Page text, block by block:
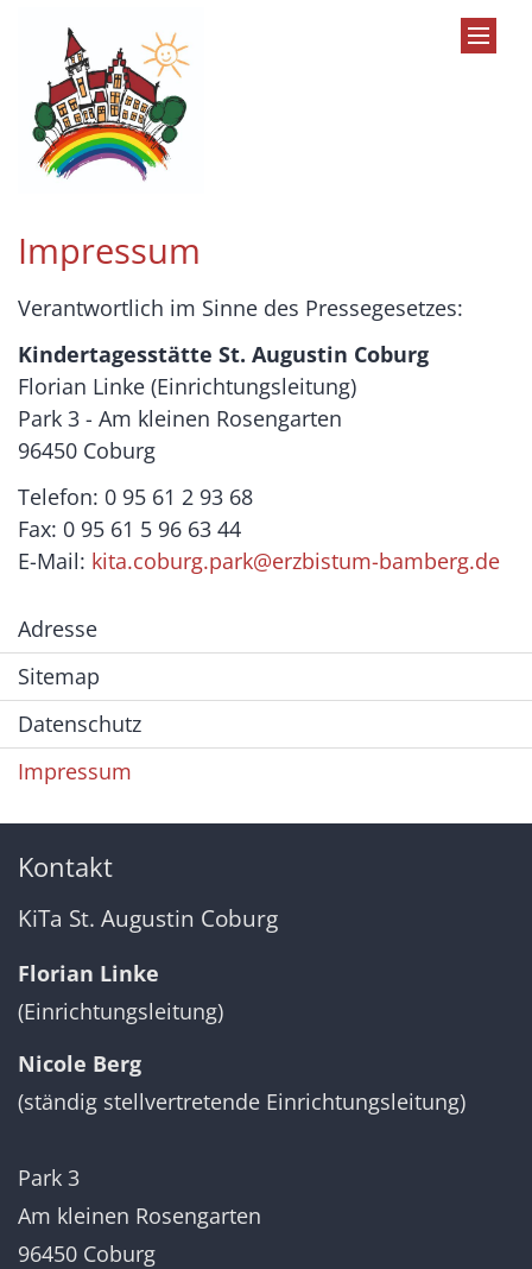
Impressum
Verantwortlich im Sinne des Pressegesetzes:
Kindertagesstätte St. Augustin Coburg
Florian Linke (Einrichtungsleitung)
Park 3 - Am kleinen Rosengarten
96450 Coburg
Telefon: 0 95 61 2 93 68
Fax: 0 95 61 5 96 63 44
E-Mail: kita.coburg.park@erzbistum-bamberg.de
Adresse
Sitemap
Datenschutz
Impressum
Kontakt
KiTa St. Augustin Coburg
Florian Linke
(Einrichtungsleitung)
Nicole Berg
(ständig stellvertretende Einrichtungsleitung)
Park 3
Am kleinen Rosengarten
96450 Coburg